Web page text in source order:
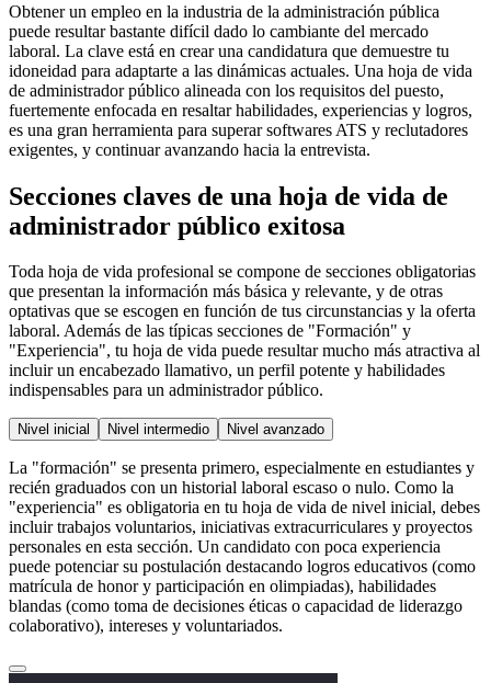
Obtener un empleo en la industria de la administración pública
puede resultar bastante difícil dado lo cambiante del mercado
laboral. La clave está en crear una candidatura que demuestre tu
idoneidad para adaptarte a las dinámicas actuales. Una hoja de vida
de administrador público alineada con los requisitos del puesto,
fuertemente enfocada en resaltar habilidades, experiencias y logros,
es una gran herramienta para superar softwares ATS y reclutadores
exigentes, y continuar avanzando hacia la entrevista.
Secciones claves de una hoja de vida de
administrador público exitosa
Toda hoja de vida profesional se compone de secciones obligatorias
que presentan la información más básica y relevante, y de otras
optativas que se escogen en función de tus circunstancias y la oferta
laboral. Además de las típicas secciones de "Formación" y
"Experiencia", tu hoja de vida puede resultar mucho más atractiva al
incluir un encabezado llamativo, un perfil potente y habilidades
indispensables para un administrador público.
Nivel inicial Nivel intermedio Nivel avanzado
La "formación" se presenta primero, especialmente en estudiantes y
recién graduados con un historial laboral escaso o nulo. Como la
"experiencia" es obligatoria en tu hoja de vida de nivel inicial, debes
incluir trabajos voluntarios, iniciativas extracurriculares y proyectos
personales en esta sección. Un candidato con poca experiencia
puede potenciar su postulación destacando logros educativos (como
matrícula de honor y participación en olimpiadas), habilidades
blandas (como toma de decisiones éticas o capacidad de liderazgo
colaborativo), intereses y voluntariados.